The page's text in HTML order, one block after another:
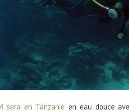
sera en Tanzanie en eau douce